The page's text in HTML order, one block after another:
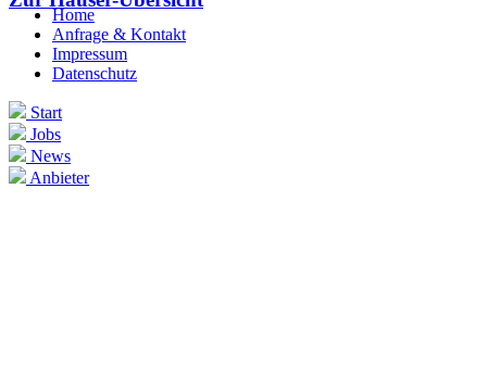
Home
Anfrage & Kontakt
Impressum
Datenschutz
Start
Jobs
News
Anbieter